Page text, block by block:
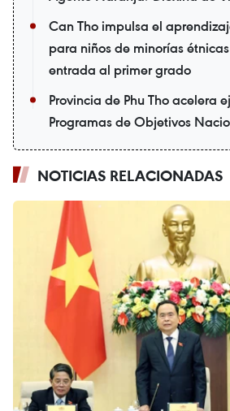
Can Tho impulsa el
para niños de minorías
entrada al primer grado
Provincia de Phu Tho acelera
Programas de Objetivos
NOTICIAS RELACIONADAS